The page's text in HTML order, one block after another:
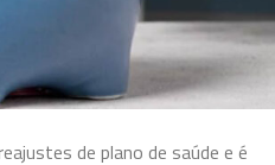
de plano de saúde e é